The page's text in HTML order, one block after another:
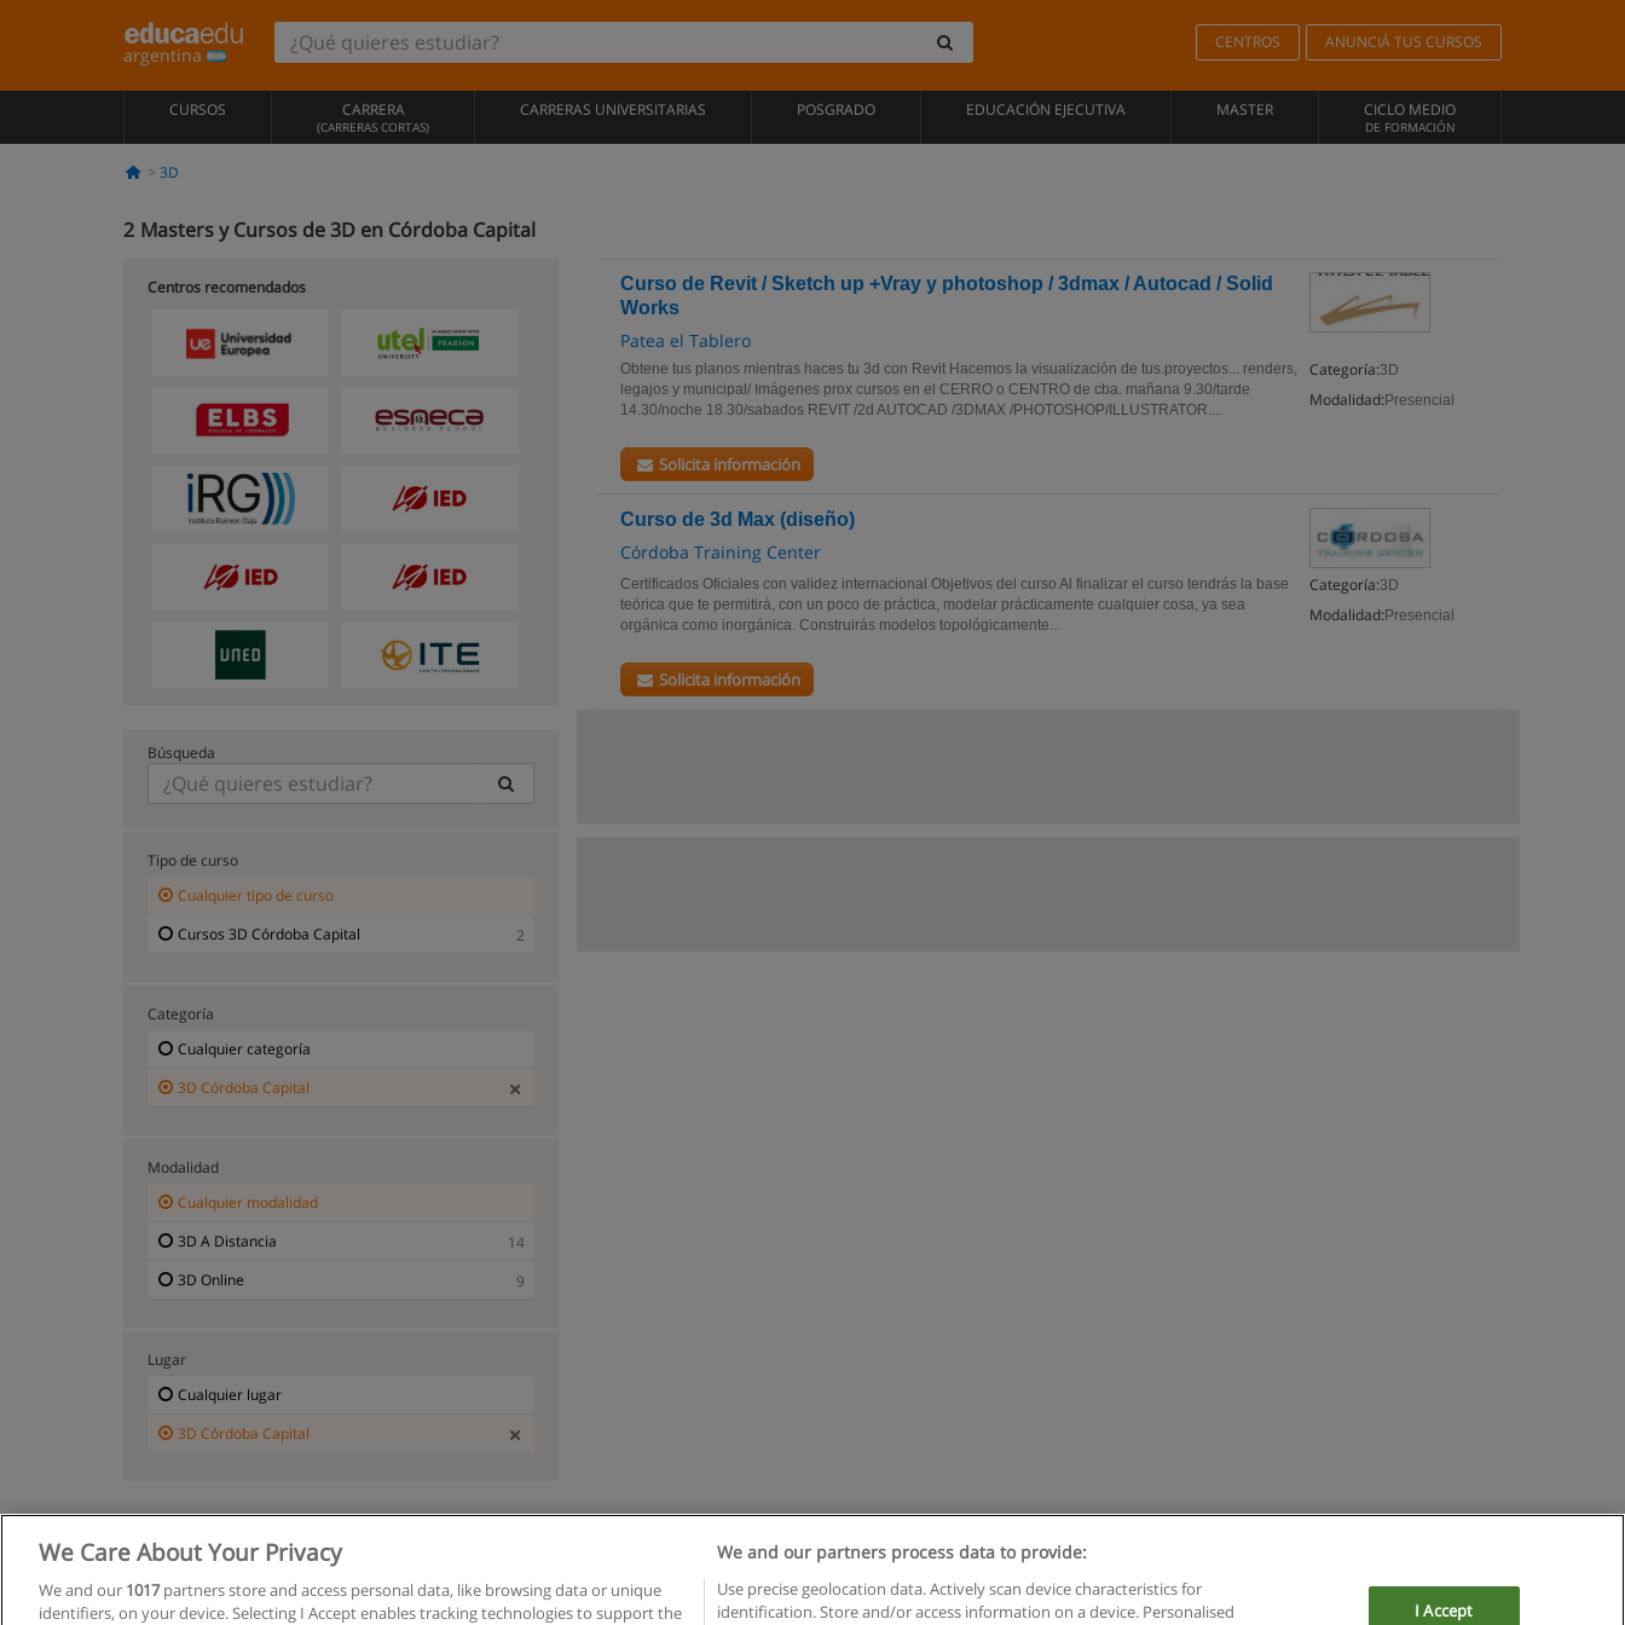
argentina
CENTROS ANUNCIÁ TUS CURSOS
CURSOS CARRERA
(CARRERAS CORTAS)
CARRERAS UNIVERSITARIAS POSGRADO EDUCACIÓN EJECUTIVA MASTER CICLO MEDIO
DE FORMACIÓN
3D
2 Masters y Cursos de 3D en Córdoba Capital
Curso de Revit / Sketch up +Vray y photoshop / 3dmax / Autocad / Solid
Works
Patea el Tablero
Categoría:3D
Modalidad: Presencial
Obtene tus planos mientras haces tu 3d con Revit Hacemos la visualización de tus.proyectos... renders,
legajos y municipal/ Imágenes prox cursos en el CERRO o CENTRO de cba. mañana 9.30/tarde
14.30/noche 18.30/sabados REVIT /2d AUTOCAD /3DMAX /PHOTOSHOP/ILLUSTRATOR....
Solicita información
Curso de 3d Max (diseño)
Córdoba Training Center
Categoría:3D
Modalidad: Presencial
Certificados Oficiales con validez internacional Objetivos del curso Al finalizar el curso tendrás la base
teórica que te permitirá, con un poco de práctica, modelar prácticamente cualquier cosa, ya sea
orgánica como inorgánica. Construirás modelos topológicamente...
Solicita información
Centros recomendados
Búsqueda
Tipo de curso
Cualquier tipo de curso
Cursos 3D Córdoba Capital
2
Categoría
Cualquier categoría
3D Córdoba Capital
Modalidad
Cualquier modalidad
3D A Distancia
14
3D Online
9
Lugar
Cualquier lugar
3D Córdoba Capital
We Care About Your Privacy
We and our 1017partners store and access personal data, like browsing data or unique
identifiers, on your device. Selecting I Accept enables tracking technologies to support the
We and our partners process data to provide:
Use precise geolocation data. Actively scan device characteristics for
identification. Store and/or access information on a device. Personalised
I Accept